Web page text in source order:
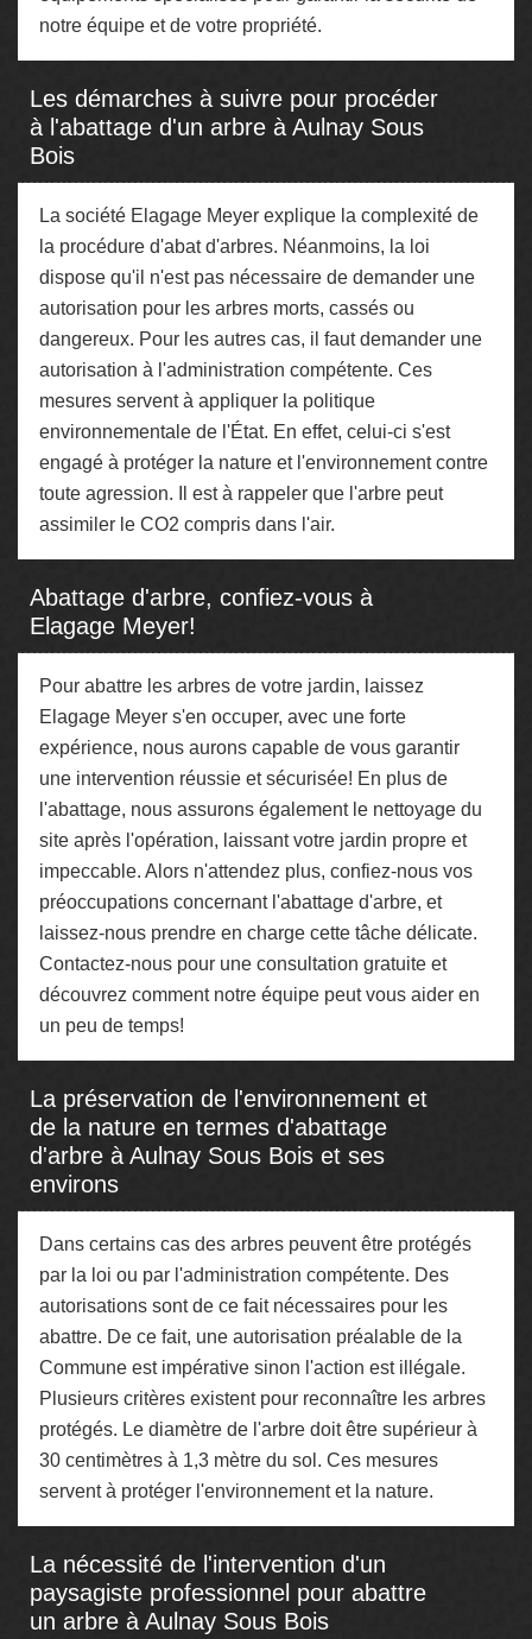
notre équipe et de votre propriété.
Les démarches à suivre pour procéder
à l'abattage d'un arbre à Aulnay Sous
Bois
La société Elagage Meyer explique la complexité de
la procédure d'abat d'arbres. Néanmoins, la loi
dispose qu'il n'est pas nécessaire de demander une
autorisation pour les arbres morts, cassés ou
dangereux. Pour les autres cas, il faut demander une
autorisation à l'administration compétente. Ces
mesures servent à appliquer la politique
environnementale de l'État. En effet, celui-ci s'est
engagé à protéger la nature et l'environnement contre
toute agression. Il est à rappeler que l'arbre peut
assimiler le CO2 compris dans l'air.
Abattage d'arbre, confiez-vous à
Elagage Meyer!
Pour abattre les arbres de votre jardin, laissez
Elagage Meyer s'en occuper, avec une forte
expérience, nous aurons capable de vous garantir
une intervention réussie et sécurisée! En plus de
l'abattage, nous assurons également le nettoyage du
site après l'opération, laissant votre jardin propre et
impeccable. Alors n'attendez plus, confiez-nous vos
préoccupations concernant l'abattage d'arbre, et
laissez-nous prendre en charge cette tâche délicate.
Contactez-nous pour une consultation gratuite et
découvrez comment notre équipe peut vous aider en
un peu de temps!
La préservation de l'environnement et
de la nature en termes d'abattage
d'arbre à Aulnay Sous Bois et ses
environs
Dans certains cas des arbres peuvent être protégés
par la loi ou par l'administration compétente. Des
autorisations sont de ce fait nécessaires pour les
abattre. De ce fait, une autorisation préalable de la
Commune est impérative sinon l'action est illégale.
Plusieurs critères existent pour reconnaître les arbres
protégés. Le diamètre de l'arbre doit être supérieur à
30 centimètres à 1,3 mètre du sol. Ces mesures
servent à protéger l'environnement et la nature.
La nécessité de l'intervention d'un
paysagiste professionnel pour abattre
un arbre à Aulnay Sous Bois